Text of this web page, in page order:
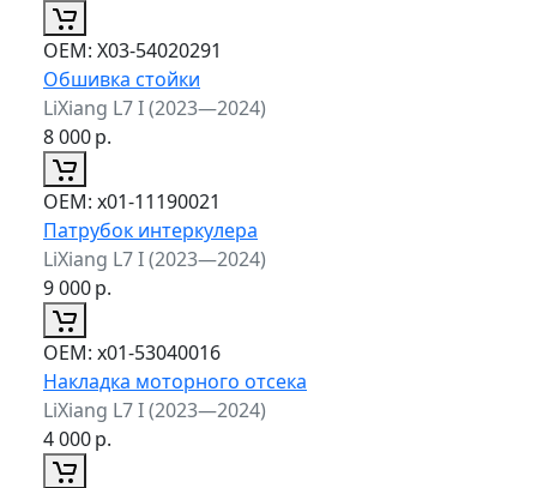
ОЕМ: X03-54020291
Обшивка стойки
LiXiang L7 I (2023—2024)
8 000р.
ОЕМ: x01-11190021
Патрубок интеркулера
LiXiang L7 I (2023—2024)
9 000р.
ОЕМ: x01-53040016
Накладка моторного отсека
LiXiang L7 I (2023—2024)
4 000р.